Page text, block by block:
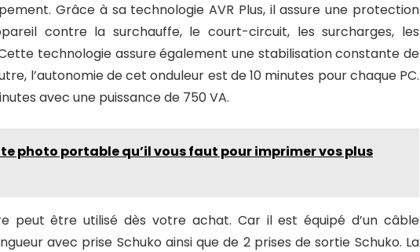
Grâce à sa technologie AVR Plus, il assure une protection
contre la surchauffe, le court-circuit, les surcharges, les
technologie assure également une stabilisation constante de
l’autonomie de cet onduleur est de 10 minutes pour chaque PC.
avec une puissance de 750 VA.
photo portable qu’il vous faut pour imprimer vos plus
peut être utilisé dès votre achat. Car il est équipé d’un câble
avec prise Schuko ainsi que de 2 prises de sortie Schuko. La